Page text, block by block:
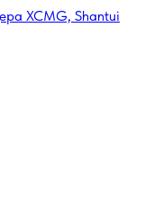
XCMG, Shantui